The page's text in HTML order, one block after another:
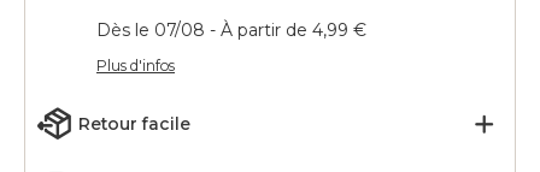
Dès le 07/08 - À partir de 4,99 €
Plus d'infos
Retour facile